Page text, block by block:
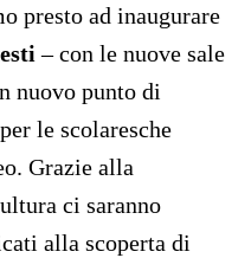
presto ad inaugurare
– con le nuove sale
nuovo punto di
le scolaresche
Grazie alla
ci saranno
alla scoperta di